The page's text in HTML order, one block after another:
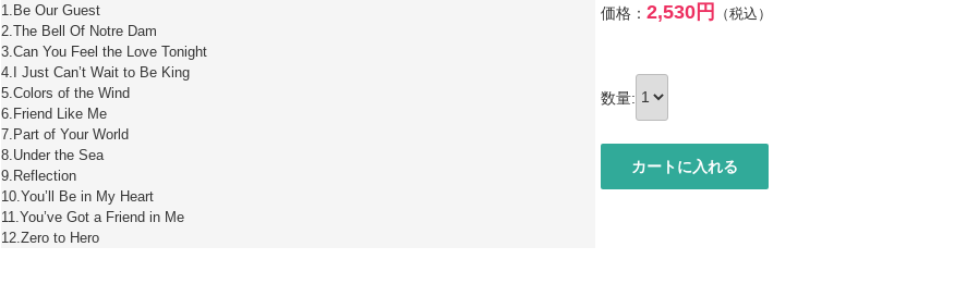
1.Be Our Guest
2.The Bell Of Notre Dam
3.Can You Feel the Love Tonight
4.I Just Can’t Wait to Be King
5.Colors of the Wind
6.Friend Like Me
7.Part of Your World
8.Under the Sea
9.Reflection
10.You’ll Be in My Heart
11.You’ve Got a Friend in Me
12.Zero to Hero
価格：2,530円 （税込）
数量: